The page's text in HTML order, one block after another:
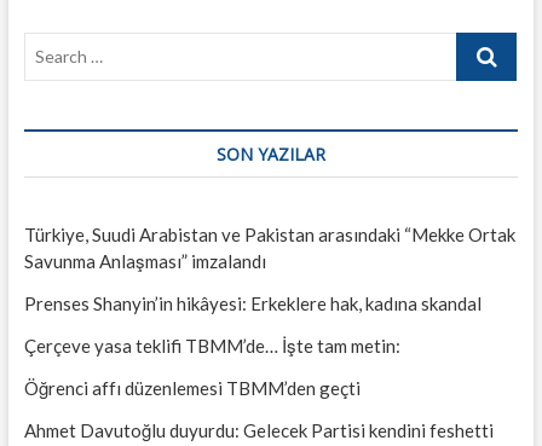
Search
SON YAZILAR
Türkiye, Suudi Arabistan ve Pakistan arasındaki “Mekke Ortak
Savunma Anlaşması” imzalandı
Prenses Shanyin’in hikâyesi: Erkeklere hak, kadına skandal
Çerçeve yasa teklifi TBMM’de… İşte tam metin:
Öğrenci affı düzenlemesi TBMM’den geçti
Ahmet Davutoğlu duyurdu: Gelecek Partisi kendini feshetti